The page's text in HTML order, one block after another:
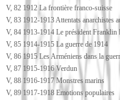
V, 82 1912 La frontière franco-suisse
V, 83 1912-1913 Attentats anarchistes
V, 84 1913-1914 Le président Franklin
V, 85 1914-1915 La guerre de 1914
V, 86 1915 Les Arméniens dans la
V, 87 1915-1916 Verdun
V, 88 1916-1917 Monstres marins
V, 89 1917-1918 Emotions populaires